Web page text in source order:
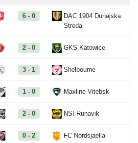
6 - 0
DAC 1904 Dunajska
Streda
2 - 0 GKS Katowice
3 - 1 Shelbourne
1 - 0 Maxline Vitebsk
2 - 0 NSI Runavik
0 - 2 FC Nordsjaella